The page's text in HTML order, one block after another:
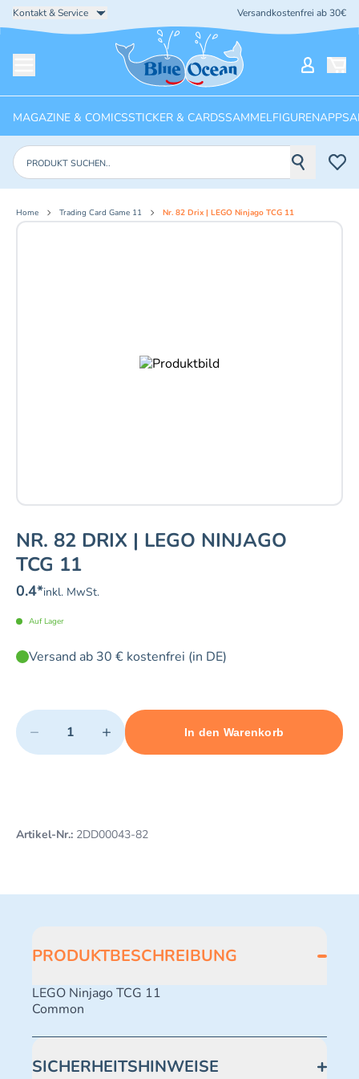
Kontakt & Service Versandkostenfrei ab 30€
Startseite
MAGAZINE & COMICSSTICKER & CARDSSAMMELFIGURENAPPS
Produkte suchen
Home Trading Card Game 11 Nr. 82 Drix | LEGO Ninjago TCG 11
NR. 82 DRIX | LEGO NINJAGO
TCG 11
0.4*inkl. MwSt.
Auf Lager
Versand ab 30 € kostenfrei (in DE)
Quantity
− +
Minimum quantity: 1 Maximum quantity: 494
In den Warenkorb
Add 1 item to cart
Artikel-Nr.: 2DD00043-82
PRODUKTBESCHREIBUNG
LEGO Ninjago TCG 11
Common
SICHERHEITSHINWEISE